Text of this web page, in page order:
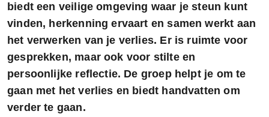
biedt een veilige omgeving waar je steun kunt
vinden, herkenning ervaart en samen werkt aan
het verwerken van je verlies. Er is ruimte voor
gesprekken, maar ook voor stilte en
persoonlijke reflectie. De groep helpt je om te
gaan met het verlies en biedt handvatten om
verder te gaan.